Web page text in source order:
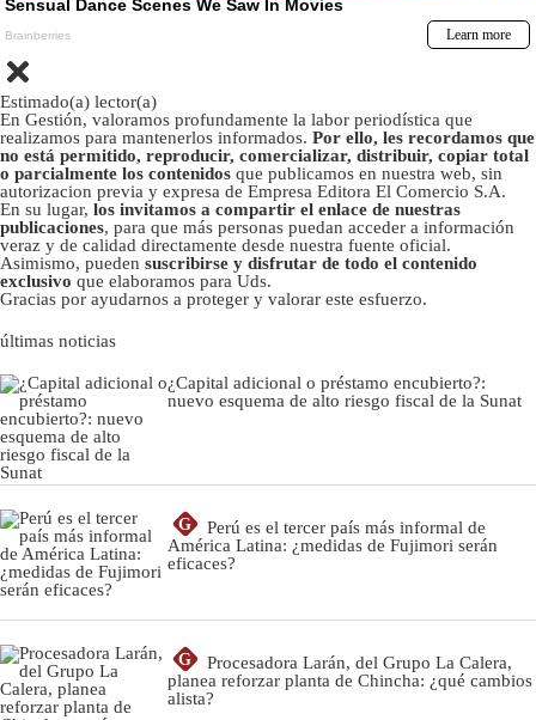
Estimado(a) lector(a)
En Gestión, valoramos profundamente la labor periodística que
realizamos para mantenerlos informados. Por ello, les recordamos que
no está permitido, reproducir, comercializar, distribuir, copiar total
o parcialmente los contenidos que publicamos en nuestra web, sin
autorizacion previa y expresa de Empresa Editora El Comercio S.A.
En su lugar, los invitamos a compartir el enlace de nuestras
publicaciones, para que más personas puedan acceder a información
veraz y de calidad directamente desde nuestra fuente oficial.
Asimismo, pueden suscribirse y disfrutar de todo el contenido
exclusivo que elaboramos para Uds.
Gracias por ayudarnos a proteger y valorar este esfuerzo.
últimas noticias
¿Capital adicional o préstamo encubierto?:
nuevo esquema de alto riesgo fiscal de la Sunat
G
Perú es el tercer país más informal de
América Latina: ¿medidas de Fujimori serán
eficaces?
G
Procesadora Larán, del Grupo La Calera,
planea reforzar planta de Chincha: ¿qué cambios
alista?